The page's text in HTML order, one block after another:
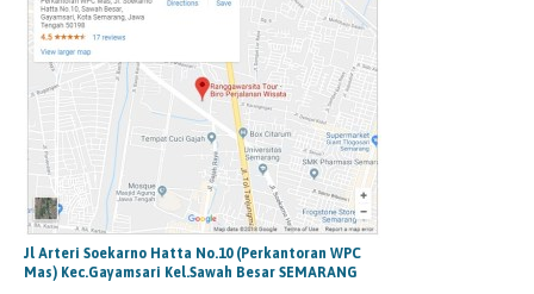
Jl Arteri Soekarno Hatta No.10 (Perkantoran WPC
Mas) Kec.Gayamsari Kel.Sawah Besar SEMARANG